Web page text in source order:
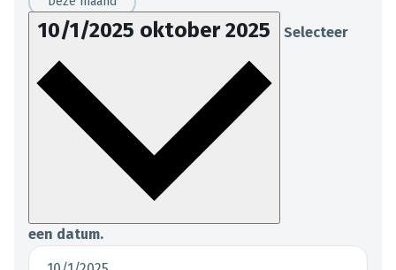
10/1/2025 oktober 2025 Selecteer
een datum.